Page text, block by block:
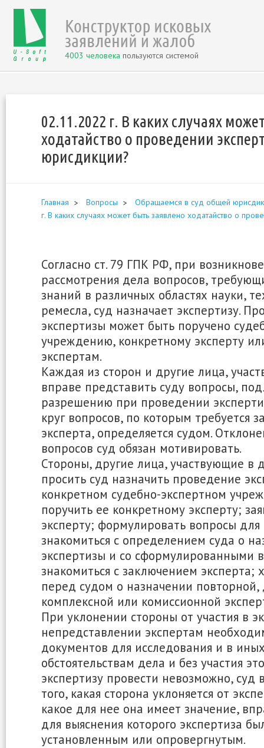
4003 человека пользуются системой
02.11.2022 г. В каких случаях
ходатайство о проведении
юрисдикции?
Главная Вопросы
Обращаемся в суд общей
г. В каких случаях может быть заявлено ходатайство о
Согласно ст. 79 ГПК РФ, при
рассмотрения дела вопросов,
знаний в различных областях науки,
ремесла, суд назначает экспертизу.
экспертизы может быть поручено
учреждению, конкретному эксперту
экспертам.
Каждая из сторон и другие лица,
вправе представить суду вопросы,
разрешению при проведении
круг вопросов, по которым требуется
эксперта, определяется судом.
вопросов суд обязан мотивировать.
Стороны, другие лица, участвующие в
просить суд назначить проведение
конкретном судебно-экспертном
поручить ее конкретному эксперту;
эксперту; формулировать вопросы для
знакомиться с определением суда о
экспертизы и со сформулированными
знакомиться с заключением эксперта;
перед судом о назначении повторной,
комплексной или комиссионной
При уклонении стороны от участия в
непредставлении экспертам
документов для исследования и в
обстоятельствам дела и без участия
экспертизу провести невозможно, суд
того, какая сторона уклоняется от
какое для нее она имеет значение,
для выяснения которого экспертиза
установленным или опровергнутым.